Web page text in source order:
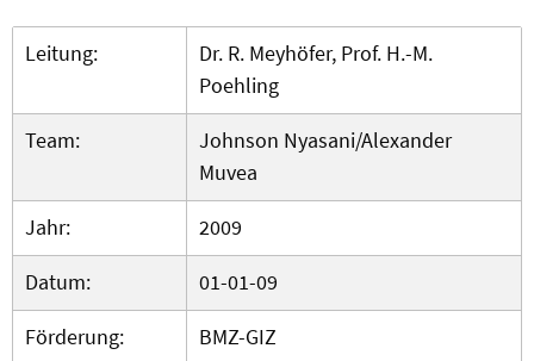
Leitung:
Dr. R. Meyhöfer, Prof. H.-M.
Poehling
Team:
Johnson Nyasani/Alexander
Muvea
Jahr:
2009
Datum:
01-01-09
Förderung:
BMZ-GIZ